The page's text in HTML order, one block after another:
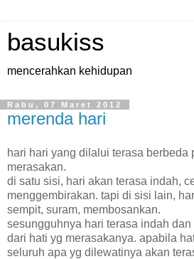
basukiss
mencerahkan kehidupan
Rabu, 07 Maret 2012
merenda hari
hari hari yang dilalui terasa berbeda
merasakan.
di satu sisi, hari akan terasa indah,
menggembirakan. tapi di sisi lain,
sempit, suram, membosankan.
sesungguhnya hari terasa indah
dari hati yg merasakanya. apabila
seluruh apa yg dilewatinya akan